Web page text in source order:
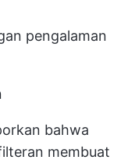
pengalaman
bahwa
membuat